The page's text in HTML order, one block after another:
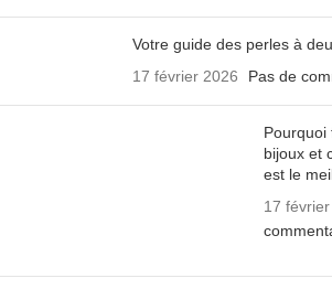
Votre guide des perles à
17 février 2026
Pas de
Pourquoi
bijoux et
est le
17